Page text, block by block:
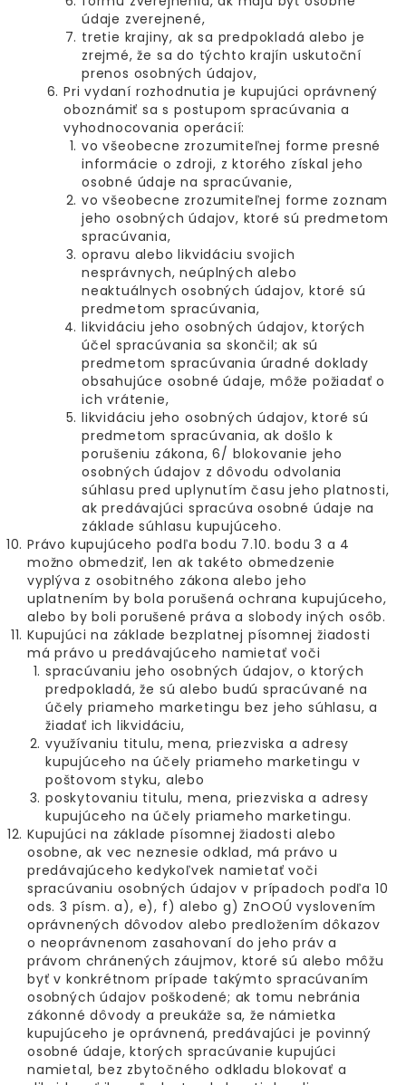
údaje zverejnené,
tretie krajiny, ak sa predpokladá alebo je
zrejmé, že sa do týchto krajín uskutoční
prenos osobných údajov,
Pri vydaní rozhodnutia je kupujúci oprávnený
oboznámiť sa s postupom spracúvania a
vyhodnocovania operácií:
vo všeobecne zrozumiteľnej forme presné
informácie o zdroji, z ktorého získal jeho
osobné údaje na spracúvanie,
vo všeobecne zrozumiteľnej forme zoznam
jeho osobných údajov, ktoré sú predmetom
spracúvania,
opravu alebo likvidáciu svojich
nesprávnych, neúplných alebo
neaktuálnych osobných údajov, ktoré sú
predmetom spracúvania,
likvidáciu jeho osobných údajov, ktorých
účel spracúvania sa skončil; ak sú
predmetom spracúvania úradné doklady
obsahujúce osobné údaje, môže požiadať o
ich vrátenie,
likvidáciu jeho osobných údajov, ktoré sú
predmetom spracúvania, ak došlo k
porušeniu zákona, 6/ blokovanie jeho
osobných údajov z dôvodu odvolania
súhlasu pred uplynutím času jeho platnosti,
ak predávajúci spracúva osobné údaje na
základe súhlasu kupujúceho.
Právo kupujúceho podľa bodu 7.10. bodu 3 a 4
možno obmedziť, len ak takéto obmedzenie
vyplýva z osobitného zákona alebo jeho
uplatnením by bola porušená ochrana kupujúceho,
alebo by boli porušené práva a slobody iných osôb.
Kupujúci na základe bezplatnej písomnej žiadosti
má právo u predávajúceho namietať voči
spracúvaniu jeho osobných údajov, o ktorých
predpokladá, že sú alebo budú spracúvané na
účely priameho marketingu bez jeho súhlasu, a
žiadať ich likvidáciu,
využívaniu titulu, mena, priezviska a adresy
kupujúceho na účely priameho marketingu v
poštovom styku, alebo
poskytovaniu titulu, mena, priezviska a adresy
kupujúceho na účely priameho marketingu.
Kupujúci na základe písomnej žiadosti alebo
osobne, ak vec neznesie odklad, má právo u
predávajúceho kedykoľvek namietať voči
spracúvaniu osobných údajov v prípadoch podľa 10
ods. 3 písm. a), e), f) alebo g) ZnOOÚ vyslovením
oprávnených dôvodov alebo predložením dôkazov
o neoprávnenom zasahovaní do jeho práv a
právom chránených záujmov, ktoré sú alebo môžu
byť v konkrétnom prípade takýmto spracúvaním
osobných údajov poškodené; ak tomu nebránia
zákonné dôvody a preukáže sa, že námietka
kupujúceho je oprávnená, predávajúci je povinný
osobné údaje, ktorých spracúvanie kupujúci
namietal, bez zbytočného odkladu blokovať a